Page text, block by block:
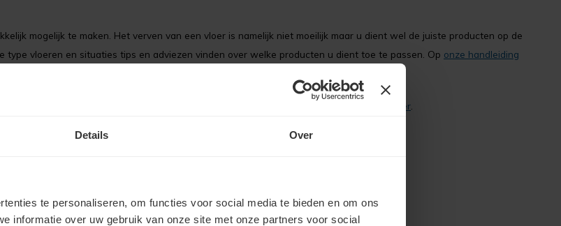
Details Over
te personaliseren, om functies voor social media te bieden en om ons
informatie over uw gebruik van onze site met onze partners voor social
mogelijk te maken. Het verven van een vloer is namelijk niet moeilijk maar u dient wel de juiste producten op de
type vloeren en situaties tips en adviezen vinden over welke producten u dient toe te passen. Op onze handleiding
op, we staan u graag te woord via e-mail, telefoon, whatsapp of via ons contactformulier